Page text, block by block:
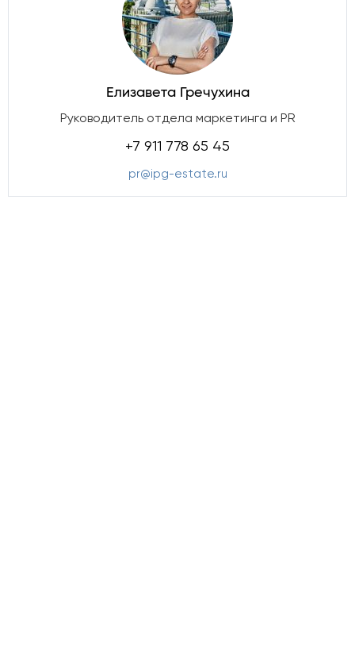
Елизавета Гречухина
Руководитель отдела маркетинга и PR
+7 911 778 65 45
pr@ipg-estate.ru